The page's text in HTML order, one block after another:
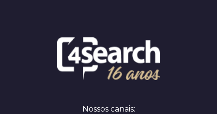
Nossos canais: